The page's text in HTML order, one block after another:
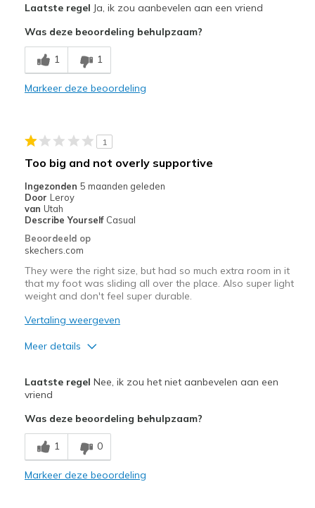
Breathe Well
Comfortable
Going Out
Travel
Width
Feels true to width
Sizing
Feels true to size
View On Shoes
Shoes are for Wearing
Laatste regel Ja, ik zou aanbevelen aan een vriend
Was deze beoordeling behulpzaam?
1 1
Markeer deze beoordeling
1
Too big and not overly supportive
Ingezonden 5 maanden geleden
Door Leroy
van Utah
Describe Yourself Casual
Beoordeeld op
skechers.com
They were the right size, but had so much extra room in it
that my foot was sliding all over the place. Also super light
weight and don't feel super durable.
Vertaling weergeven
Meer details
Attractive Design
Breathe Well
Comfortable
Minpunten
Laatste regel Nee, ik zou het niet aanbevelen aan een
vriend
Was deze beoordeling behulpzaam?
1 0
Markeer deze beoordeling